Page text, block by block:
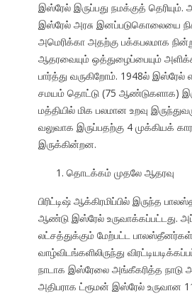
இஸ்ரேல் இருப்பது நமக்குத் தெரியும்.
இஸ்ரேல் அரசு இனப்படுகொலையை
அமெரிக்கா அதற்கு பக்கபலமாக
ஆதரவையும் ஒத்துழைப்பையும்
பார்த்து வருகிறோம். 1948ல் இஸ்ரேல்
சமயம் தொட்டு (75 ஆண்டுகளாக)
மத்தியில் மிக பலமான உறவு
வலுவாக இருப்பதற்கு 4 முக்கியக்
இருக்கின்றன.
தொடக்கம் முதலே ஆதரவு
பிரிட்டிஷ் ஆக்கிரமிப்பில் இருந்த
ஆண்டு இஸ்ரேல் உருவாக்கப்பட்டது.
லட்சத்துக்கும் மேற்பட்ட
வாழ்விடங்களிலிருந்து
நாடாக இஸ்ரேலை அங்கீகரித்த நாடு
அதிபராக ட்ரூமன் இஸ்ரேல் உருவான